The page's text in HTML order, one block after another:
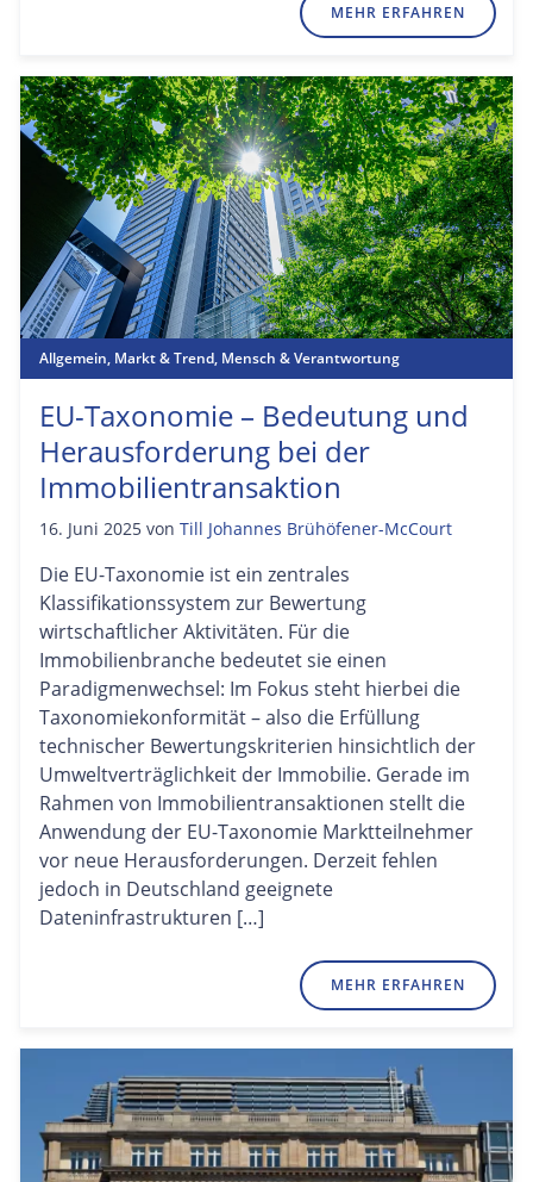
MEHR ERFAHREN
Allgemein, Markt & Trend, Mensch & Verantwortung
EU-Taxonomie – Bedeutung und
Herausforderung bei der
Immobilientransaktion
16. Juni 2025 von Till Johannes Brühöfener-McCourt
Die EU-Taxonomie ist ein zentrales
Klassifikationssystem zur Bewertung
wirtschaftlicher Aktivitäten. Für die
Immobilienbranche bedeutet sie einen
Paradigmenwechsel: Im Fokus steht hierbei die
Taxonomiekonformität – also die Erfüllung
technischer Bewertungskriterien hinsichtlich der
Umweltverträglichkeit der Immobilie. Gerade im
Rahmen von Immobilientransaktionen stellt die
Anwendung der EU-Taxonomie Marktteilnehmer
vor neue Herausforderungen. Derzeit fehlen
jedoch in Deutschland geeignete
Dateninfrastrukturen […]
MEHR ERFAHREN